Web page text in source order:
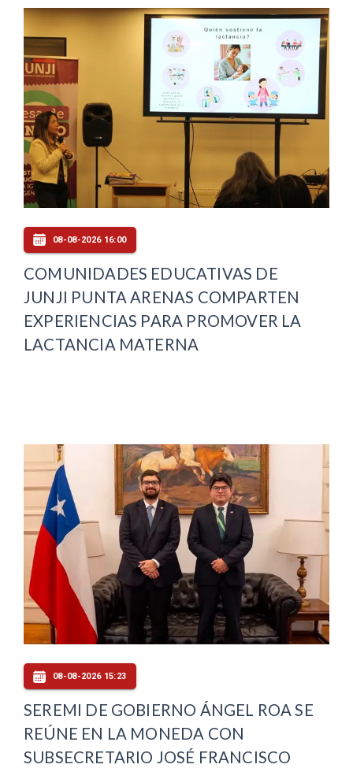
08-08-2026 16:00
COMUNIDADES EDUCATIVAS DE
JUNJI PUNTA ARENAS COMPARTEN
EXPERIENCIAS PARA PROMOVER LA
LACTANCIA MATERNA
08-08-2026 15:23
SEREMI DE GOBIERNO ÁNGEL ROA SE
REÚNE EN LA MONEDA CON
SUBSECRETARIO JOSÉ FRANCISCO